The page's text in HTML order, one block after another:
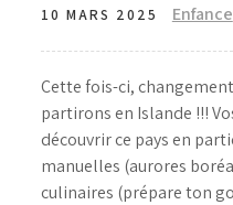
10 MARS 2025 Enfance
Cette fois-ci,
partirons en Islande !!!
découvrir ce pays en
manuelles (aurores
culinaires (prépare ton